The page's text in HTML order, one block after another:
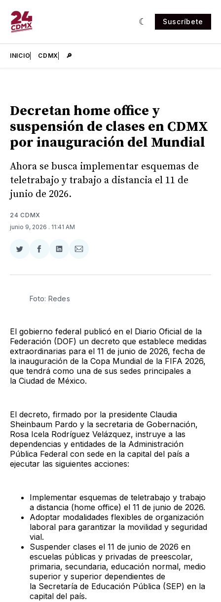
Suscríbete
INICIO CDMX 🔎
Decretan home office y
suspensión de clases en CDMX
por inauguración del Mundial
Ahora se busca implementar esquemas de
teletrabajo y trabajo a distancia el 11 de
junio de 2026.
24 CDMX
junio 9, 2026 . 11:41 AM
Compartir
Twitter
Compartir
Facebook
Compartir
LinkedIn
Compartir
Email
Foto: Redes
El gobierno federal publicó en el Diario Oficial de la
Federación (DOF) un decreto que establece medidas
extraordinarias para el 11 de junio de 2026, fecha de
la inauguración de la Copa Mundial de la FIFA 2026,
que tendrá como una de sus sedes principales a
la Ciudad de México.
El decreto, firmado por la presidente Claudia
Sheinbaum Pardo y la secretaria de Gobernación,
Rosa Icela Rodríguez Velázquez, instruye a las
dependencias y entidades de la Administración
Pública Federal con sede en la capital del país a
ejecutar las siguientes acciones:
Implementar esquemas de teletrabajo y trabajo
a distancia (home office) el 11 de junio de 2026.
Adoptar modalidades flexibles de organización
laboral para garantizar la movilidad y seguridad
vial.
Suspender clases el 11 de junio de 2026 en
escuelas públicas y privadas de preescolar,
primaria, secundaria, educación normal, medio
superior y superior dependientes de
la Secretaría de Educación Pública (SEP) en la
capital del país.